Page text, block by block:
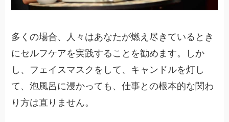
多くの場合、人々はあなたが燃え尽きているとき
にセルフケアを実践することを勧めます。しか
し、フェイスマスクをして、キャンドルを灯し
て、泡風呂に浸かっても、仕事との根本的な関わ
り方は直りません。